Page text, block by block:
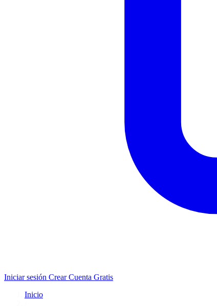
Iniciar sesión Crear Cuenta Gratis
Inicio